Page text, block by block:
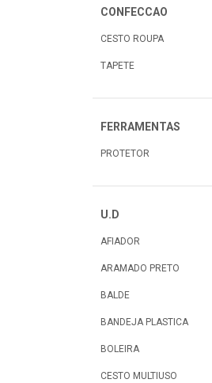
CONFECCAO
CESTO ROUPA
TAPETE
FERRAMENTAS
PROTETOR
U.D
AFIADOR
ARAMADO PRETO
BALDE
BANDEJA PLASTICA
BOLEIRA
CESTO MULTIUSO